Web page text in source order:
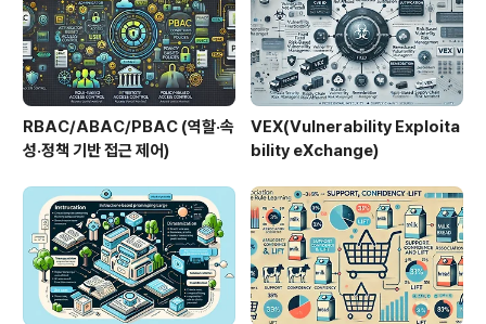
r 제거Kafka 내부적으로 메타데이터 관리 ..
RBAC/ABAC/PBAC (역할·속
성·정책 기반 접근 제어)
VEX(Vulnerability Exploita
bility eXchange)